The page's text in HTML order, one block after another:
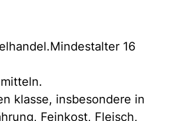
16
klasse, insbesondere in
Feinkost, Fleisch,